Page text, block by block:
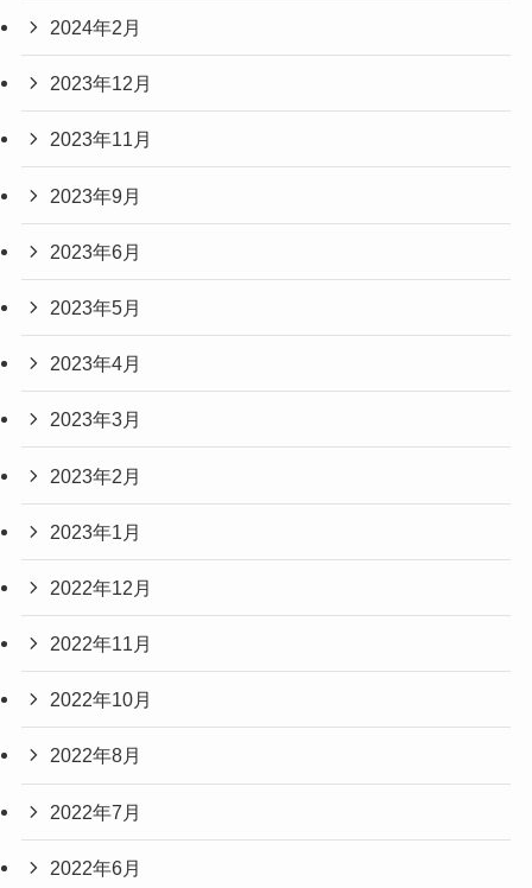
2024年2月
2023年12月
2023年11月
2023年9月
2023年6月
2023年5月
2023年4月
2023年3月
2023年2月
2023年1月
2022年12月
2022年11月
2022年10月
2022年8月
2022年7月
2022年6月